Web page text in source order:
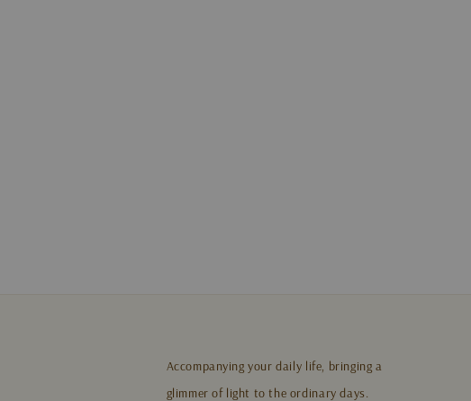
Accompanying your daily life, bringing a
glimmer of light to the ordinary days.